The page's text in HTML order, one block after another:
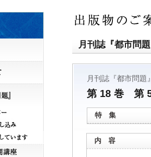
月刊誌『都市問
月刊誌『都市問題』
第 18 巻 第
特 集
内 容